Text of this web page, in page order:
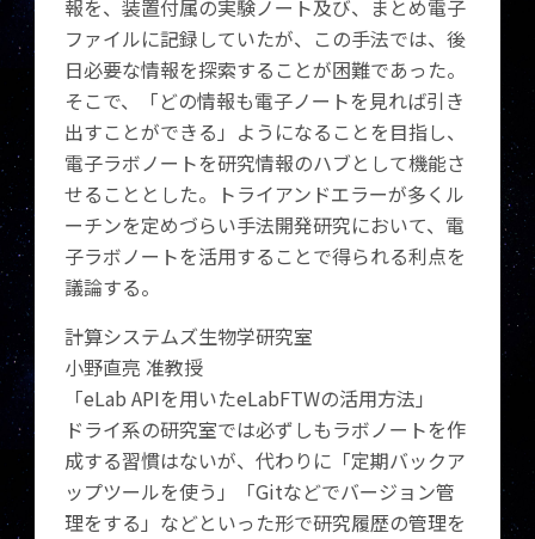
報を、装置付属の実験ノート及び、まとめ電子
ファイルに記録していたが、この手法では、後
日必要な情報を探索することが困難であった。
そこで、「どの情報も電子ノートを見れば引き
出すことができる」ようになることを目指し、
電子ラボノートを研究情報のハブとして機能さ
せることとした。トライアンドエラーが多くル
ーチンを定めづらい手法開発研究において、電
子ラボノートを活用することで得られる利点を
議論する。
計算システムズ生物学研究室
小野直亮 准教授
「eLab APIを用いたeLabFTWの活用方法」
ドライ系の研究室では必ずしもラボノートを作
成する習慣はないが、代わりに「定期バックア
ップツールを使う」「Gitなどでバージョン管
理をする」などといった形で研究履歴の管理を